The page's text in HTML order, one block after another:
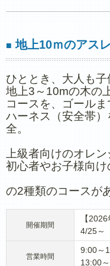
■ 地上10ｍのアス
ひととき、大人も子
地上3～10mの木の
コースを、ゴール
ハーネス（安全帯
全。
上級者向けのオレ
初心者やお子様向
の2種類のコースが
開催期間
【
4/25～
営業時間
9:00～
13:00